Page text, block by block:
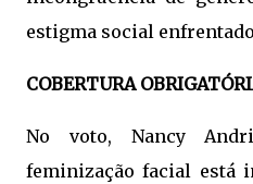
estigma social
COBERTURA
No voto, Nancy
feminização facial está